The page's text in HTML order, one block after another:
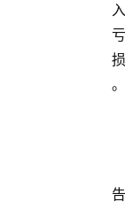
入
亏
损
。
告